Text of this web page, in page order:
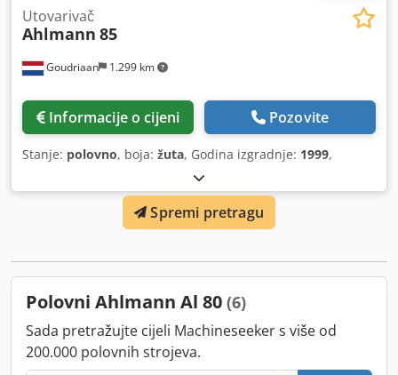
Goudriaan 1.299 km
Utovarivač
Ahlmann 85
Informacije o cijeni Pozovite
Stanje: polovno, boja: žuta, Godina izgradnje: 1999,
Spremi pretragu
Polovni Ahlmann Al 80 (6)
Sada pretražujte cijeli Machineseeker s više od
200.000 polovnih strojeva.